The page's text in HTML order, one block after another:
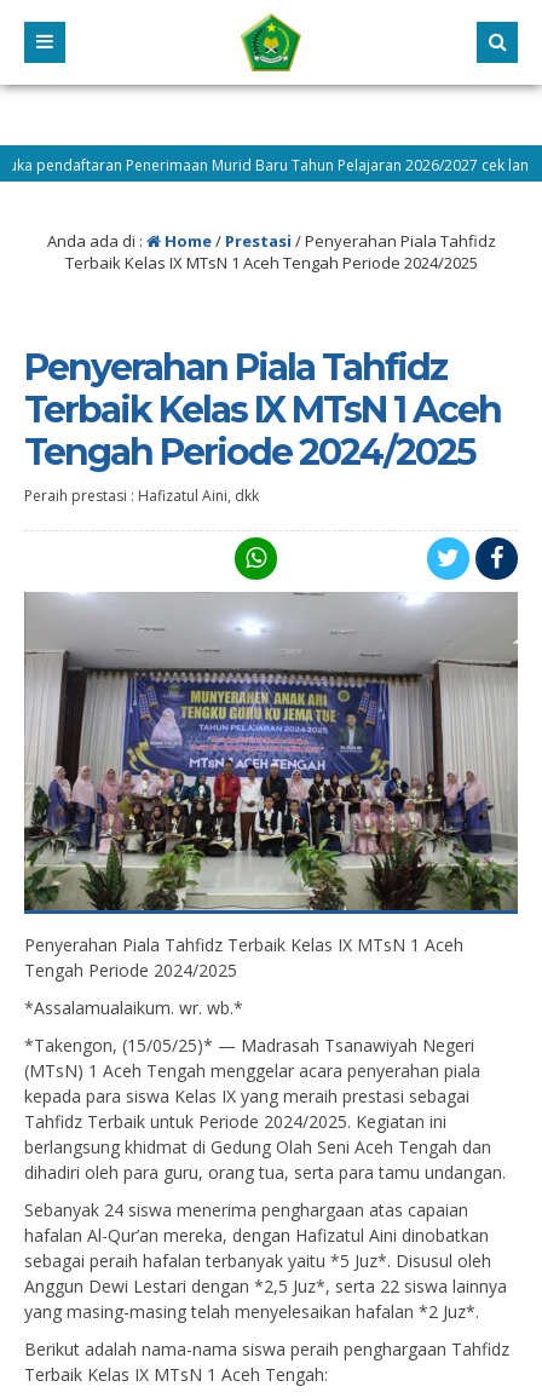
Murid Baru Tahun Pelajaran 2026/2027 cek langsung
Anda ada di : Home/ Prestasi /Penyerahan Piala Tahfidz
Terbaik Kelas IX MTsN 1 Aceh Tengah Periode 2024/2025
Penyerahan Piala Tahfidz
Terbaik Kelas IX MTsN 1 Aceh
Tengah Periode 2024/2025
Peraih prestasi : Hafizatul Aini, dkk
Penyerahan Piala Tahfidz Terbaik Kelas IX MTsN 1 Aceh
Tengah Periode 2024/2025
*Assalamualaikum. wr. wb.*
*Takengon, (15/05/25)* — Madrasah Tsanawiyah Negeri
(MTsN) 1 Aceh Tengah menggelar acara penyerahan piala
kepada para siswa Kelas IX yang meraih prestasi sebagai
Tahfidz Terbaik untuk Periode 2024/2025. Kegiatan ini
berlangsung khidmat di Gedung Olah Seni Aceh Tengah dan
dihadiri oleh para guru, orang tua, serta para tamu undangan.
Sebanyak 24 siswa menerima penghargaan atas capaian
hafalan Al-Qur’an mereka, dengan Hafizatul Aini dinobatkan
sebagai peraih hafalan terbanyak yaitu *5 Juz*. Disusul oleh
Anggun Dewi Lestari dengan *2,5 Juz*, serta 22 siswa lainnya
yang masing-masing telah menyelesaikan hafalan *2 Juz*.
Berikut adalah nama-nama siswa peraih penghargaan Tahfidz
Terbaik Kelas IX MTsN 1 Aceh Tengah: